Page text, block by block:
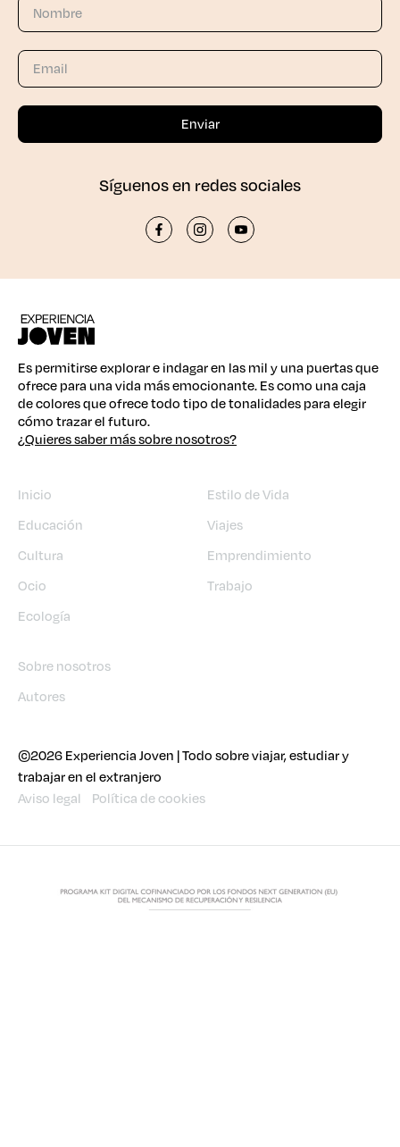
Síguenos en redes sociales
Es permitirse explorar e indagar en las mil y una puertas que
ofrece para una vida más emocionante. Es como una caja
de colores que ofrece todo tipo de tonalidades para elegir
cómo trazar el futuro.
¿Quieres saber más sobre nosotros?
Inicio
Educación
Cultura
Ocio
Ecología
Estilo de Vida
Viajes
Emprendimiento
Trabajo
Sobre nosotros
Autores
©2026 Experiencia Joven | Todo sobre viajar, estudiar y
trabajar en el extranjero
Aviso legal
Política de cookies